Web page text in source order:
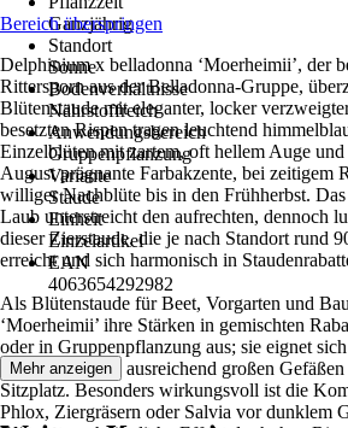
Ganzjährig
Standort
Sonne
Bodenverhältnisse
Nährstoffreich
Anwendungsbereich
Gruppenpflanzung
Variante
Staude
Einheit
Einzelartikel
EAN
4063654292982
Bereich überspringen
Delphinium x belladonna ‘Moerheimii’, der
Rittersporn aus der Belladonna-Gruppe,
Blütenstaude mit eleganter, locker
besetzten Rispen tragen leuchtend
Einzelblüten mit zartem, oft hellem Auge
August prägnante Farbakzente, bei zeitigem
williger Nachblüte bis in den Frühherbst.
Laub unterstreicht den aufrechten, dennoch
dieser Zierstaude, die je nach Standort rund
erreicht und sich harmonisch in
Als Blütenstaude für Beet, Vorgarten und
‘Moerheimii’ ihre Stärken in gemischten
oder in Gruppenpflanzung aus; sie eignet
Kübelpflanze in ausreichend großen
Sitzplatz. Besonders wirkungsvoll ist die
Phlox, Ziergräsern oder Salvia vor dunklem
Mehr anzeigen